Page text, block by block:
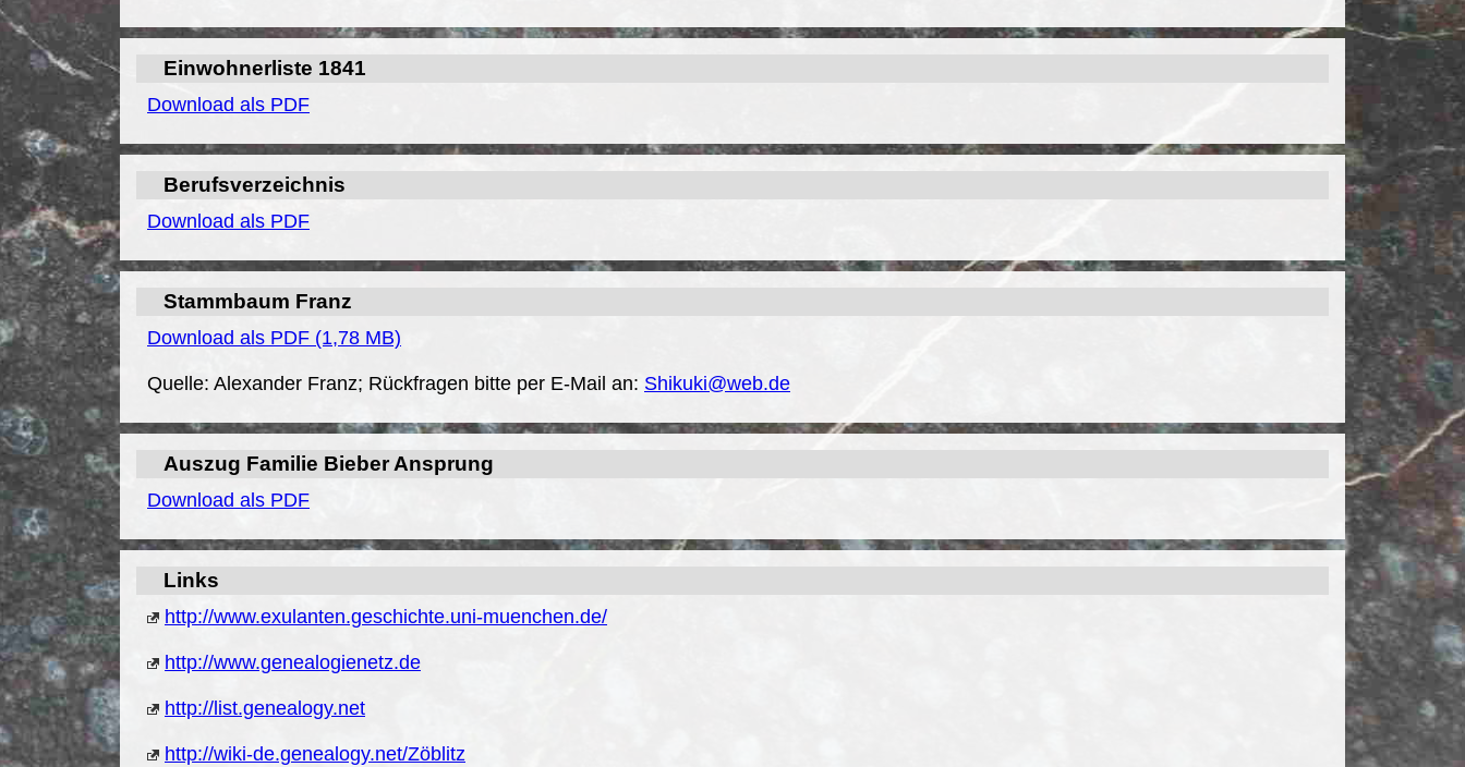
Einwohnerliste 1841
Download als PDF
Berufsverzeichnis
Download als PDF
Stammbaum Franz
Download als PDF (1,78 MB)
Quelle: Alexander Franz; Rückfragen bitte per E-Mail an: Shikuki@web.de
Auszug Familie Bieber Ansprung
Download als PDF
Links
http://www.exulanten.geschichte.uni-muenchen.de/
http://www.genealogienetz.de
http://list.genealogy.net
http://wiki-de.genealogy.net/Zöblitz